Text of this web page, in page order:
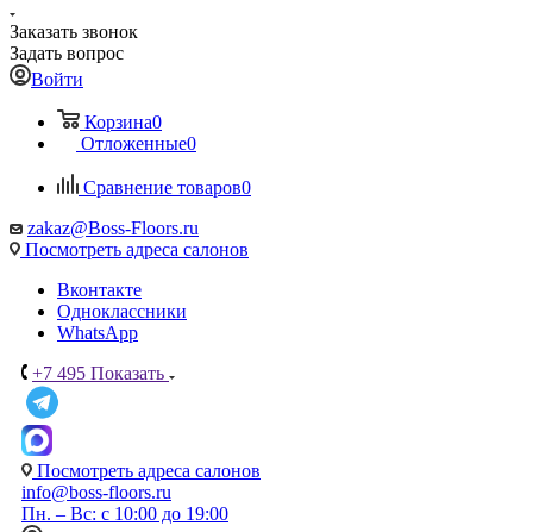
Заказать звонок
Задать вопрос
Войти
Корзина0
Отложенные0
Сравнение товаров0
zakaz@Boss-Floors.ru
Посмотреть адреса салонов
Вконтакте
Одноклассники
WhatsApp
+7 495 Показать
Посмотреть адреса салонов
info@boss-floors.ru
Пн. – Вс: с 10:00 до 19:00